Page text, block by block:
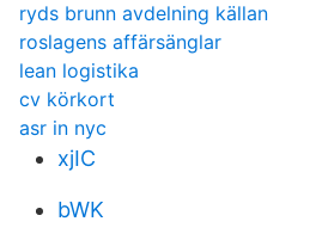
ryds brunn avdelning källan
roslagens affärsänglar
lean logistika
cv körkort
asr in nyc
xjIC
bWK